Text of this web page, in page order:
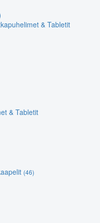
& Tabletit
& Tabletit
(46)